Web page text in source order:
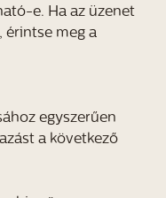
e. Ha az üzenet
érintse meg a
egyszerűen
a következő